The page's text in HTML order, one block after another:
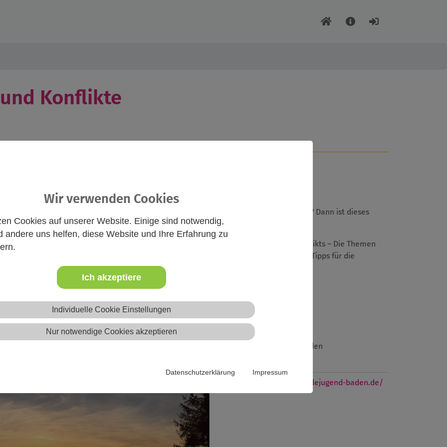
Wir verwenden Cookies
Cookies auf unserer Website. Einige sind notwendig,
andere uns helfen, diese Website und Ihre Erfahrung zu
Ich akzeptiere
Individuelle Cookie Einstellungen
Nur notwendige Cookies akzeptieren
Datenschutzerklärung Impressum
Konflikte
nicht wie? Hast du schon Erfahrung und möchtest das Gelernte noch weiter vertiefen? Dann ist dieses
Gesprächsregeln oder der Umgang mit Konflikten sowie die Entstehung eines Konflikts – Die Themen
du mit neuer Energie und viel Wissen in die Gruppenarbeit hineingehen. Praktische Tipps für die
zu kurz.
Naturfreundejugend Baden
https://www.naturfreundejugend-baden.de/